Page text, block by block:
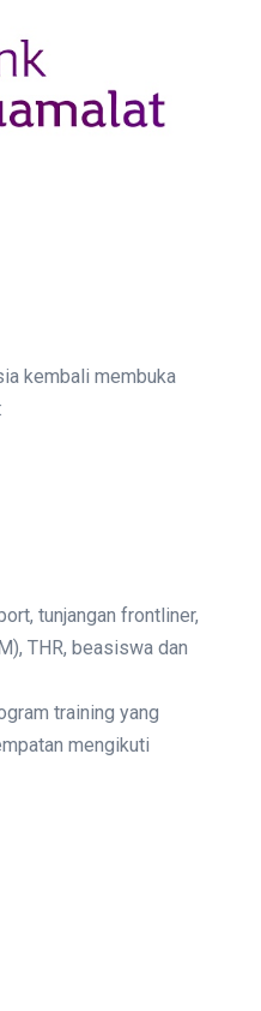
kembali membuka
tunjangan frontliner,
THR, beasiswa dan
training yang
mengikuti